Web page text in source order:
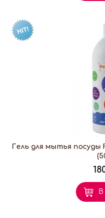
Гель для мытья посуды
В